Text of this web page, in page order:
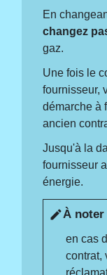
En
changez
gaz.
Une fois le
fournisseur,
démarche à
ancien
Jusqu'à la
fournisseur
énergie.
editÀ noter
en cas
contrat,